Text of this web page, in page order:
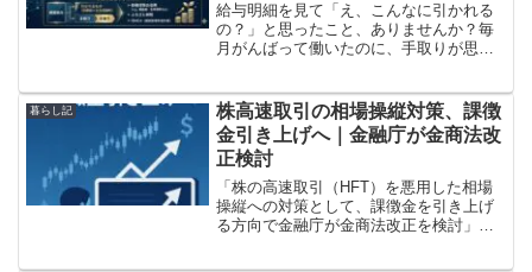
給与明細を見て「え、こんなに引かれる
の？」と思ったこと、ありませんか？毎
月がんばって働いたのに、手取りが思っ
と、わたしも初めて給与明細を見たと
き、何がどれだけ引かれてい...
暮らし記
株高速取引の相場操縦対策、課徴
金引き上げへ｜金融庁が金商法改
正検討
「株の高速取引（HFT）を悪用した相場
操縦への対策として、課徴金を引き上げ
る方向で金融庁が金商法改正を検討」と